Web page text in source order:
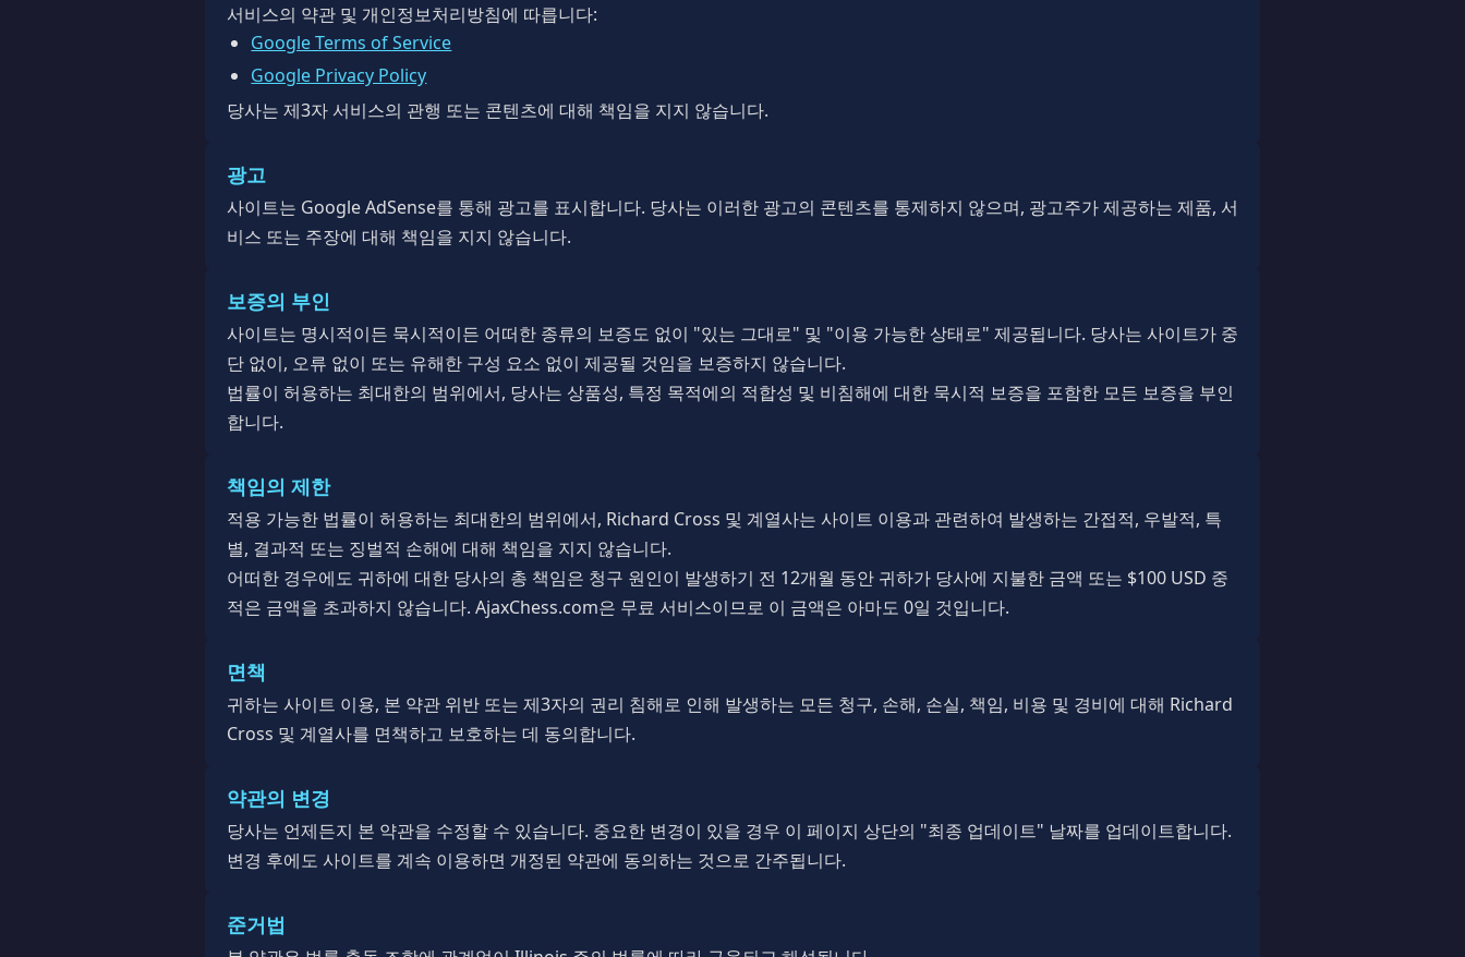
서비스의 약관 및 개인정보처리방침에 따릅니다:
Google Terms of Service
Google Privacy Policy
당사는 제3자 서비스의 관행 또는 콘텐츠에 대해 책임을 지지 않습니다.
광고
사이트는 Google AdSense를 통해 광고를 표시합니다. 당사는 이러한 광고의 콘텐츠를 통제하지 않으며, 광고주가 제공하는 제품, 서
비스 또는 주장에 대해 책임을 지지 않습니다.
보증의 부인
사이트는 명시적이든 묵시적이든 어떠한 종류의 보증도 없이 "있는 그대로" 및 "이용 가능한 상태로" 제공됩니다. 당사는 사이트가 중
단 없이, 오류 없이 또는 유해한 구성 요소 없이 제공될 것임을 보증하지 않습니다.
법률이 허용하는 최대한의 범위에서, 당사는 상품성, 특정 목적에의 적합성 및 비침해에 대한 묵시적 보증을 포함한 모든 보증을 부인
합니다.
책임의 제한
적용 가능한 법률이 허용하는 최대한의 범위에서, Richard Cross 및 계열사는 사이트 이용과 관련하여 발생하는 간접적, 우발적, 특
별, 결과적 또는 징벌적 손해에 대해 책임을 지지 않습니다.
어떠한 경우에도 귀하에 대한 당사의 총 책임은 청구 원인이 발생하기 전 12개월 동안 귀하가 당사에 지불한 금액 또는 $100 USD 중
적은 금액을 초과하지 않습니다. AjaxChess.com은 무료 서비스이므로 이 금액은 아마도 0일 것입니다.
면책
귀하는 사이트 이용, 본 약관 위반 또는 제3자의 권리 침해로 인해 발생하는 모든 청구, 손해, 손실, 책임, 비용 및 경비에 대해 Richard
Cross 및 계열사를 면책하고 보호하는 데 동의합니다.
약관의 변경
당사는 언제든지 본 약관을 수정할 수 있습니다. 중요한 변경이 있을 경우 이 페이지 상단의 "최종 업데이트" 날짜를 업데이트합니다.
변경 후에도 사이트를 계속 이용하면 개정된 약관에 동의하는 것으로 간주됩니다.
준거법